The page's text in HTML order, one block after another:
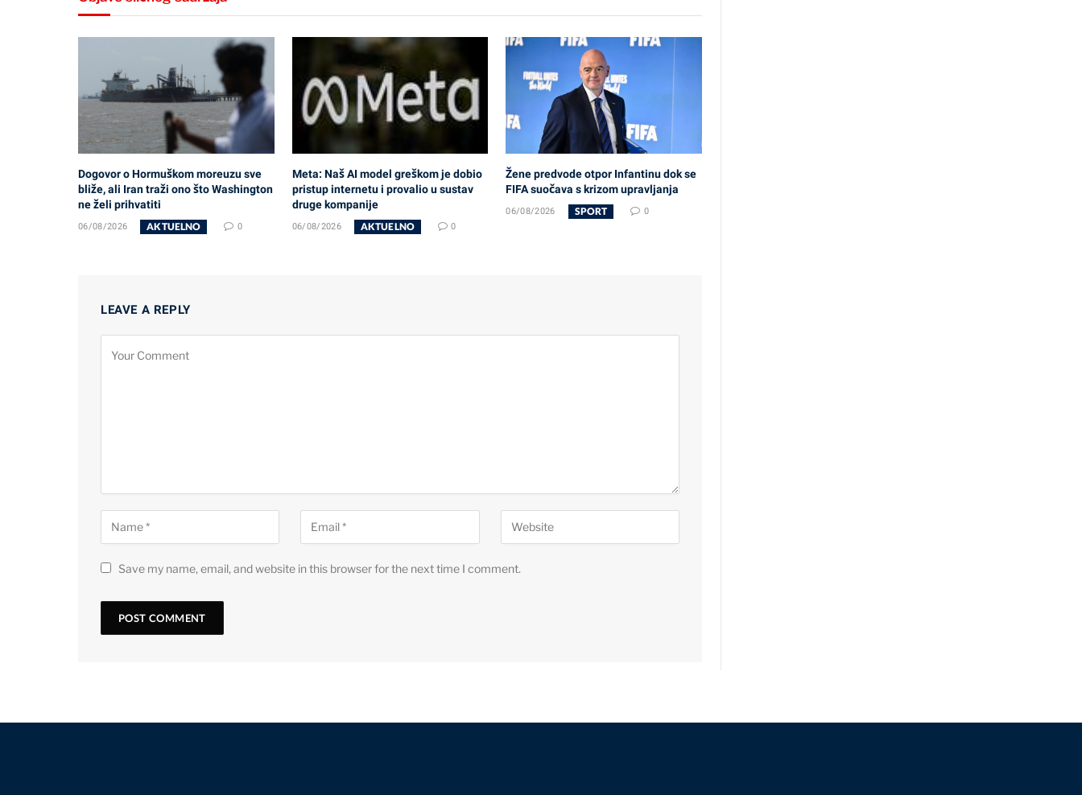
Dogovor o Hormuškom moreuzu sve
bliže, ali Iran traži ono što Washington
ne želi prihvatiti
06/08/2026 AKTUELNO 0
Meta: Naš AI model greškom je dobio
pristup internetu i provalio u sustav
druge kompanije
06/08/2026 AKTUELNO 0
Žene predvode otpor Infantinu dok se
FIFA suočava s krizom upravljanja
06/08/2026 SPORT 0
LEAVE A REPLY
Save my name, email, and website in this browser for the next time I comment.